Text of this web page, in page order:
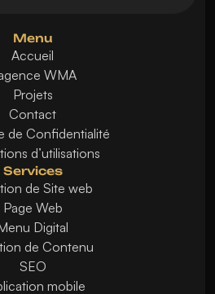
Menu
Accueil
WMA
Projets
Contact
de Confidentialité
d’utilisations
Services
de Site web
Page Web
Digital
de Contenu
SEO
mobile